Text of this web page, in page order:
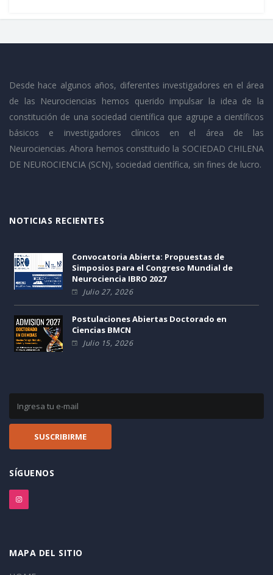
Desde hace algunos años, diferentes investigadores en el área
de las Neurociencias hemos querido impulsar la idea de la
constitución de una sociedad científica que agrupe a científicos
básicos e investigadores clínicos en el área de las
Neurociencias. Ahora hemos constituido la SOCIEDAD CHILENA
DE NEUROCIENCIA (SCN), sociedad científica, sin fines de lucro.
NOTICIAS RECIENTES
Convocatoria Abierta: Propuestas de
Simposios para el Congreso Mundial de
Neurociencia IBRO 2027
Julio 27, 2026
Postulaciones Abiertas Doctorado en
Ciencias BMCN
Julio 15, 2026
SÍGUENOS
MAPA DEL SITIO